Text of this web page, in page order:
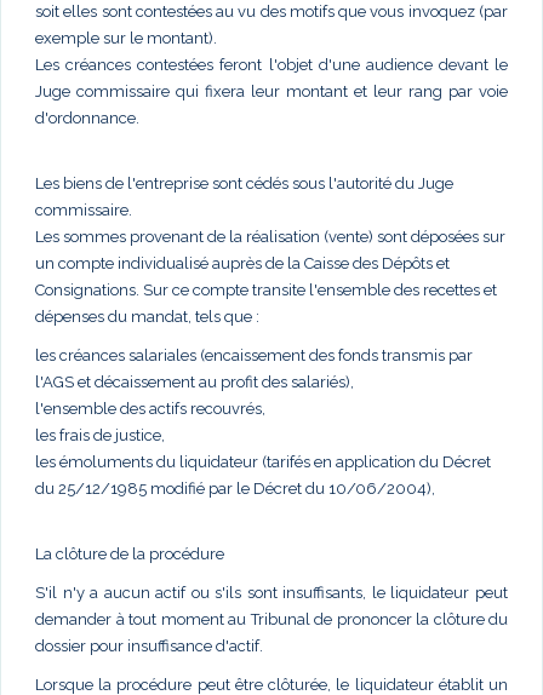
soit elles sont contestées au vu des motifs que vous invoquez (par
exemple sur le montant).
Les créances contestées feront l'objet d'une audience devant le
Juge commissaire qui fixera leur montant et leur rang par voie
d'ordonnance.
Les biens de l'entreprise sont cédés sous l'autorité du Juge
commissaire.
Les sommes provenant de la réalisation (vente) sont déposées sur
un compte individualisé auprès de la Caisse des Dépôts et
Consignations. Sur ce compte transite l'ensemble des recettes et
dépenses du mandat, tels que :
les créances salariales (encaissement des fonds transmis par
l'AGS et décaissement au profit des salariés),
l'ensemble des actifs recouvrés,
les frais de justice,
les émoluments du liquidateur (tarifés en application du Décret
du 25/12/1985 modifié par le Décret du 10/06/2004),
La clôture de la procédure
S'il n'y a aucun actif ou s'ils sont insuffisants, le liquidateur peut
demander à tout moment au Tribunal de prononcer la clôture du
dossier pour insuffisance d'actif.
Lorsque la procédure peut être clôturée, le liquidateur établit un